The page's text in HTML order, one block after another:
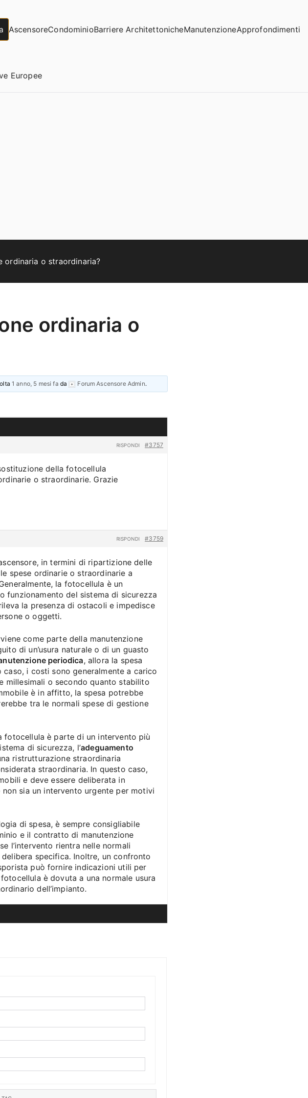
AscensoreCondominioBarriere ArchitettonicheManutenzioneApprofondimenti
Europee
ordinaria o straordinaria?
ordinaria o
1 anno, 5 mesi fa da Forum Ascensore Admin.
#3757
RISPONDI
della fotocellula
o straordinarie. Grazie
#3759
RISPONDI
in termini di ripartizione delle
spese ordinarie o straordinarie a
la fotocellula è un
funzionamento del sistema di sicurezza
la presenza di ostacoli e impedisce
o oggetti.
come parte della manutenzione
di un’usura naturale o di un guasto
periodica, allora la spesa
i costi sono generalmente a carico
millesimali o secondo quanto stabilito
è in affitto, la spesa potrebbe
tra le normali spese di gestione
fotocellula è parte di un intervento più
di sicurezza, l’adeguamento
ristrutturazione straordinaria
straordinaria. In questo caso,
e deve essere deliberata in
sia un intervento urgente per motivi
di spesa, è sempre consigliabile
e il contratto di manutenzione
l’intervento rientra nelle normali
specifica. Inoltre, un confronto
può fornire indicazioni utili per
è dovuta a una normale usura
dell’impianto.